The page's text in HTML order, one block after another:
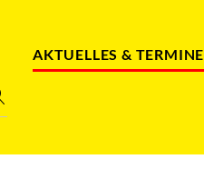
AKTUELLES & TERMINE